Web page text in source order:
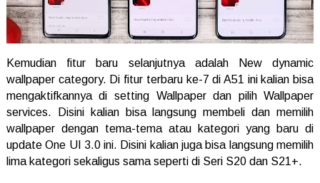
Kemudian fitur baru selanjutnya adalah New dynamic
wallpaper category. Di fitur terbaru ke-7 di A51 ini kalian bisa
mengaktifkannya di setting Wallpaper dan pilih Wallpaper
services. Disini kalian bisa langsung membeli dan memilih
wallpaper dengan tema-tema atau kategori yang baru di
update One UI 3.0 ini. Disini kalian juga bisa langsung memilih
lima kategori sekaligus sama seperti di Seri S20 dan S21+.